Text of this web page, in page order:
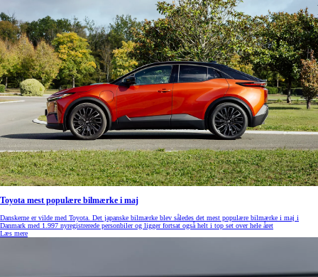
Toyota mest populære bilmærke i maj
Danskerne er vilde med Toyota. Det japanske bilmærke blev således det mest populære bilmærke i maj i
Danmark med 1.997 nyregistrerede personbiler og ligger fortsat også helt i top set over hele året
Læs mere